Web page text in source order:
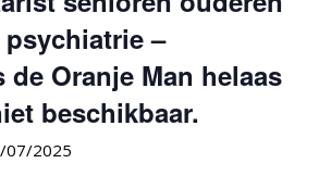
–
Oranje Man helaas
beschikbaar.
07/2025